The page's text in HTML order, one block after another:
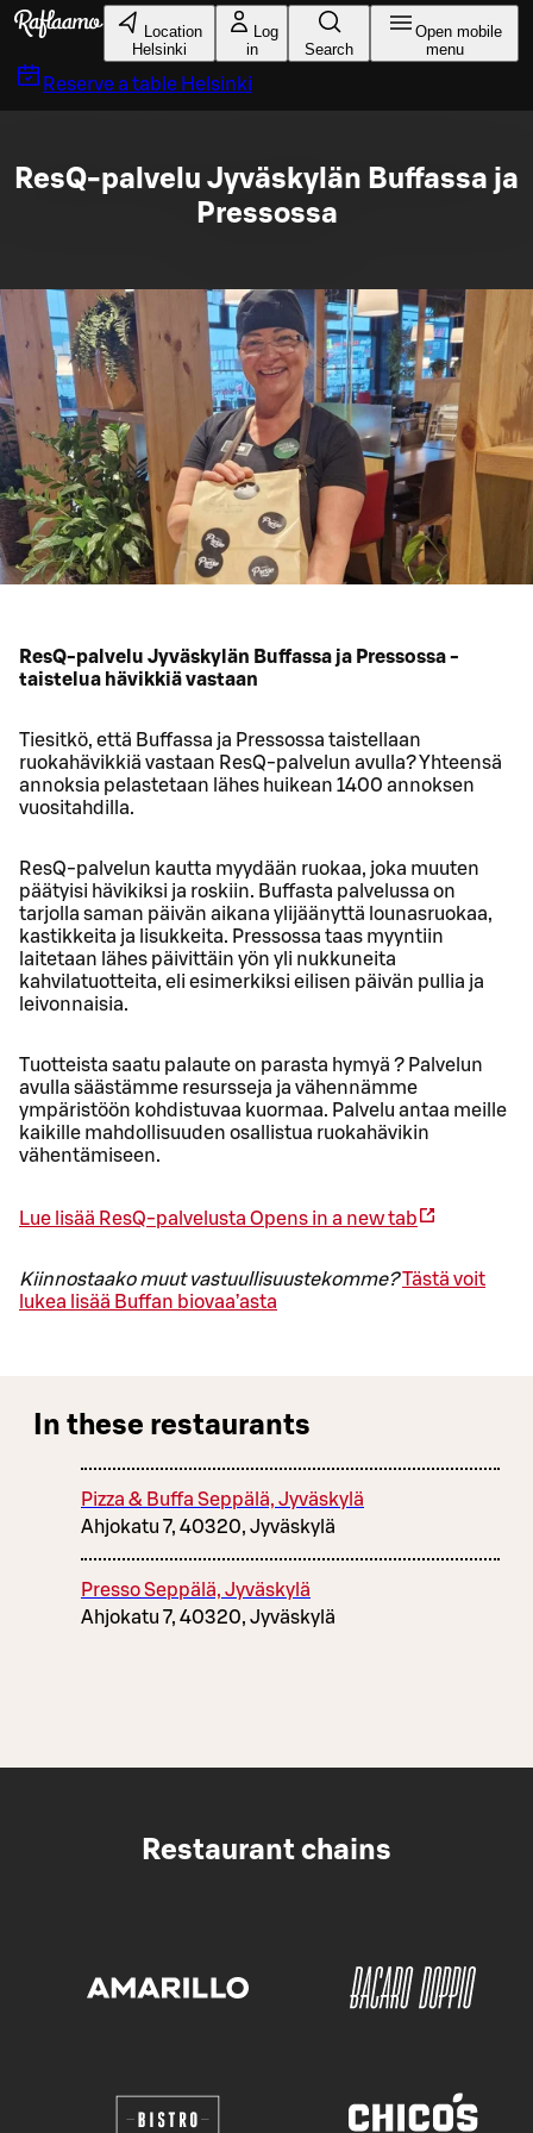
Skip to main content
Location
Helsinki
Log
in
Search
Open mobile
menu
Reserve a table Helsinki
ResQ-palvelu Jyväskylän Buffassa ja
Pressossa
ResQ-palvelu Jyväskylän Buffassa ja Pressossa -
taistelua hävikkiä vastaan
Tiesitkö, että Buffassa ja Pressossa taistellaan
ruokahävikkiä vastaan ResQ-palvelun avulla? Yhteensä
annoksia pelastetaan lähes huikean 1400 annoksen
vuositahdilla.
ResQ-palvelun kautta myydään ruokaa, joka muuten
päätyisi hävikiksi ja roskiin. Buffasta palvelussa on
tarjolla saman päivän aikana ylijäänyttä lounasruokaa,
kastikkeita ja lisukkeita. Pressossa taas myyntiin
laitetaan lähes päivittäin yön yli nukkuneita
kahvilatuotteita, eli esimerkiksi eilisen päivän pullia ja
leivonnaisia.
Tuotteista saatu palaute on parasta hymyä ? Palvelun
avulla säästämme resursseja ja vähennämme
ympäristöön kohdistuvaa kuormaa. Palvelu antaa meille
kaikille mahdollisuuden osallistua ruokahävikin
vähentämiseen.
Lue lisää ResQ-palvelusta Opens in a new tab
Kiinnostaako muut vastuullisuustekomme?Tästä voit
lukea lisää Buffan biovaa’asta
In these restaurants
Pizza & Buffa Seppälä, Jyväskylä
Ahjokatu 7, 40320, Jyväskylä
Presso Seppälä, Jyväskylä
Ahjokatu 7, 40320, Jyväskylä
Restaurant chains